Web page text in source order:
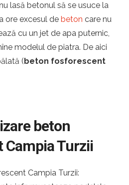
lasă betonul să se usuce la
ore excesul de beton care nu
cu un jet de apa puternic,
modelul de piatra. De aici
(beton fosforescent
beton
Turzii
Campia Turzii: